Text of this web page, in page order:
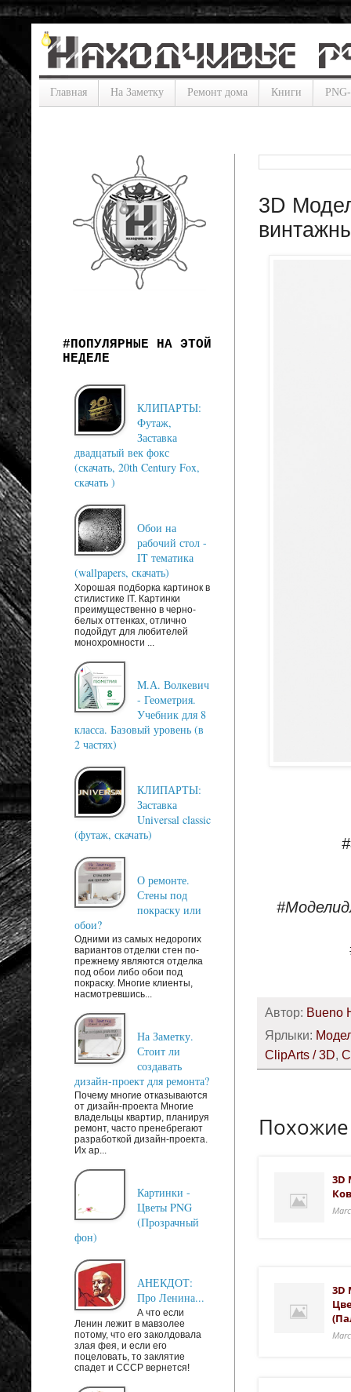
Главная На Заметку Ремонт дома Книги
3D
Автор: Bueno
Ярлыки:
ClipArts / 3D,
3D
3D
#ПОПУЛЯРНЫЕ НА ЭТОЙ
НЕДЕЛЕ
КЛИПАРТЫ:
Футаж,
Заставка
двадцатый век фокс
(скачать, 20th Century Fox,
скачать )
Обои на
рабочий стол -
IT тематика
(wallpapers, скачать)
Хорошая подборка картинок в
стилистике IT. Картинки
преимущественно в черно-
белых оттенках, отлично
подойдут для любителей
монохромности ...
М.А. Волкевич
- Геометрия.
Учебник для 8
класса. Базовый уровень (в
2 частях)
КЛИПАРТЫ:
Заставка
Universal classic
(футаж, скачать)
О ремонте.
Стены под
покраску или
обои?
Одними из самых недорогих
вариантов отделки стен по-
прежнему являются отделка
под обои либо обои под
покраску. Многие клиенты,
насмотревшись...
На Заметку.
Стоит ли
создавать
дизайн-проект для ремонта?
Почему многие отказываются
от дизайн-проекта Многие
владельцы квартир, планируя
ремонт, часто пренебрегают
разработкой дизайн-проекта.
Их ар...
Картинки -
Цветы PNG
(Прозрачный
фон)
АНЕКДОТ:
Про Ленина...
А что если
Ленин лежит в мавзолее
потому, что его заколдовала
злая фея, и если его
поцеловать, то заклятие
спадет и СССР вернется!